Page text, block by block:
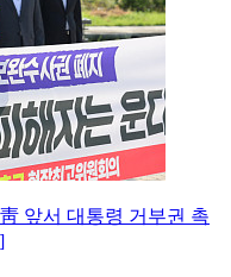
앞서 대통령 거부권 촉